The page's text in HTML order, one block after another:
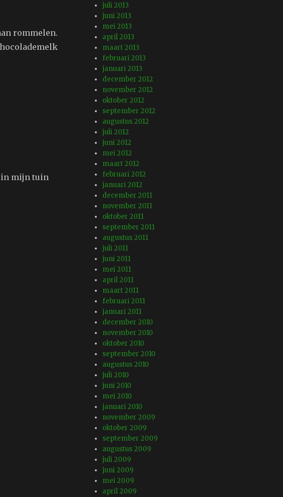
rommelen.
in mijn tuin
juli 2013
juni 2013
mei 2013
april 2013
maart 2013
februari 2013
januari 2013
december 2012
november 2012
oktober 2012
september 2012
augustus 2012
juli 2012
juni 2012
mei 2012
maart 2012
februari 2012
januari 2012
december 2011
november 2011
oktober 2011
september 2011
augustus 2011
juli 2011
juni 2011
mei 2011
april 2011
maart 2011
februari 2011
januari 2011
december 2010
november 2010
oktober 2010
september 2010
augustus 2010
juli 2010
juni 2010
mei 2010
januari 2010
november 2009
oktober 2009
september 2009
augustus 2009
juli 2009
juni 2009
mei 2009
april 2009